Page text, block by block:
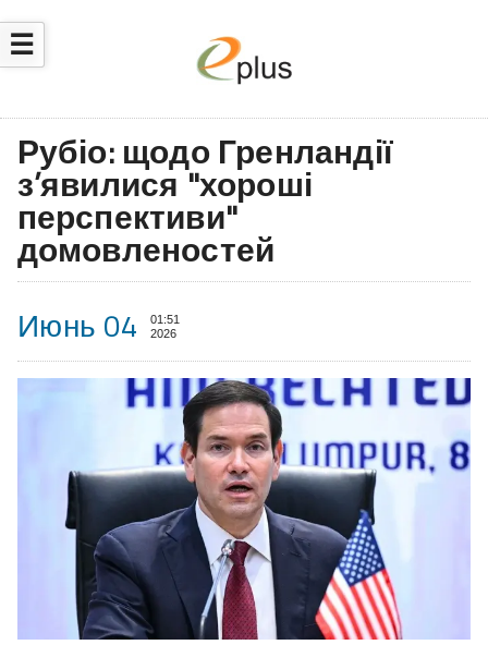
☰
Рубіо: щодо Гренландії
з’явилися "хороші
перспективи"
домовленостей
Июнь 04
01:51
2026